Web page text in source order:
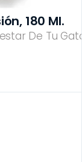
De Tu
180 Ml.